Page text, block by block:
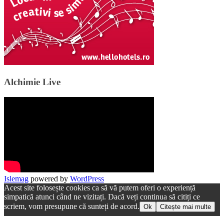
Alchimie Live
Islemag powered by WordPress
Acest site folosește cookies ca să vă putem oferi o experiență
simpatică atunci când ne vizitați. Dacă veți continua să citiți ce
scriem, vom presupune că sunteți de acord. Ok Citește mai multe